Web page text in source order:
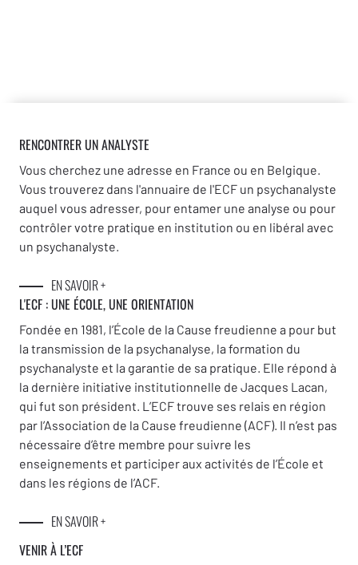
RENCONTRER UN ANALYSTE
Vous cherchez une adresse en France ou en Belgique.
Vous trouverez dans l'annuaire de l'ECF un psychanalyste
auquel vous adresser, pour entamer une analyse ou pour
contrôler votre pratique en institution ou en libéral avec
un psychanalyste.
EN SAVOIR +
L'ECF : UNE ÉCOLE, UNE ORIENTATION
Fondée en 1981, l’École de la Cause freudienne a pour but
la transmission de la psychanalyse, la formation du
psychanalyste et la garantie de sa pratique. Elle répond à
la dernière initiative institutionnelle de Jacques Lacan,
qui fut son président. L’ECF trouve ses relais en région
par l’Association de la Cause freudienne (ACF). Il n’est pas
nécessaire d’être membre pour suivre les
enseignements et participer aux activités de l’École et
dans les régions de l’ACF.
EN SAVOIR +
VENIR À L’ECF